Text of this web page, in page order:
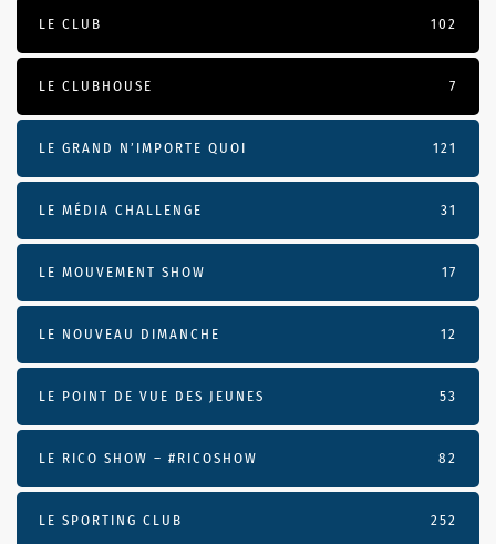
LE CLUB 102
LE CLUBHOUSE 7
LE GRAND N’IMPORTE QUOI 121
LE MÉDIA CHALLENGE 31
LE MOUVEMENT SHOW 17
LE NOUVEAU DIMANCHE 12
LE POINT DE VUE DES JEUNES 53
LE RICO SHOW – #RICOSHOW 82
LE SPORTING CLUB 252